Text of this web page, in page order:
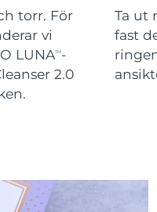
torr. För
vi
LUNATM-
2.0
Ta ut
fast